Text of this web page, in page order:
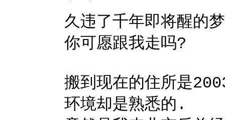
久违了千年即将醒
你可愿跟我走吗?
搬到现在的住所是
环境却是熟悉的.